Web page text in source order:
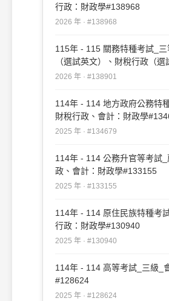
行政：財政學#138968
2026 年 · #138968
115年 - 115 關務特種考試_
（選試英文）、財稅行政（選
政學#138901
2026 年 · #138901
114年 - 114 地方政府公務特
財稅行政、會計：財政學
2025 年 · #134679
114年 - 114 公務升官等考試
政、會計：財政學#133155
2025 年 · #133155
114年 - 114 原住民族特種考
行政：財政學#130940
2025 年 · #130940
114年 - 114 高等考試_三級_
#128624
2025 年 · #128624